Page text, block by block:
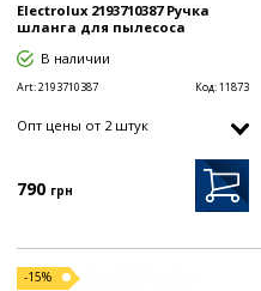
Electrolux 2193710387 Ручка
шланга для пылесоса
В наличии
Art:2193710387 Код:11873
Опт цены от 2 штук
790 грн
-15%